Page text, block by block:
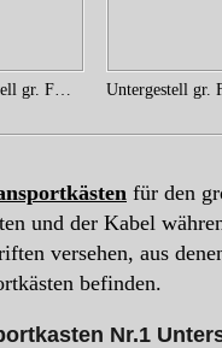
Untergestell gr. FKl. (6)
für den
und der Kabel
versehen, aus
befinden.
Nr.1